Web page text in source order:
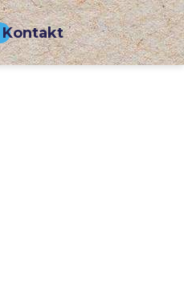
Kontakt